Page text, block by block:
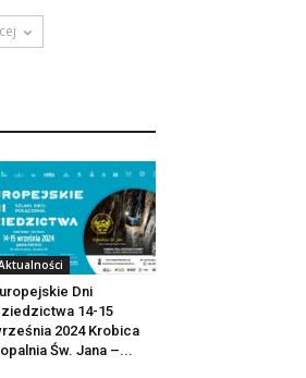
Dni
14-15
2024 Krobica
Św. Jana –...